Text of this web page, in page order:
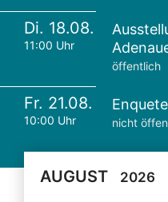
Di. 18.08.
11:00 Uhr
öffentlich
Fr. 21.08.
10:00 Uhr nicht
AUGUST 2026